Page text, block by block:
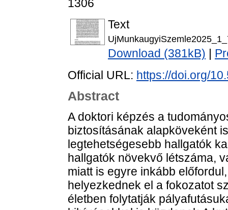
1306
Text
Download (381kB)
Official URL: https://doi.org/
Abstract
A doktori képzés a
biztosításának alapköveként
legtehetségesebb hallgatók
hallgatók növekvő létszáma,
miatt is egyre inkább
helyezkednek el a fokozatot
életben folytatják